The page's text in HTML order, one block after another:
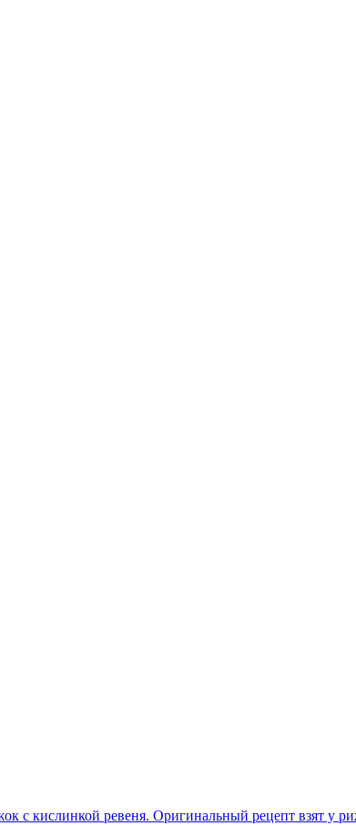
с кислинкой ревеня. Оригинальный рецепт взят у